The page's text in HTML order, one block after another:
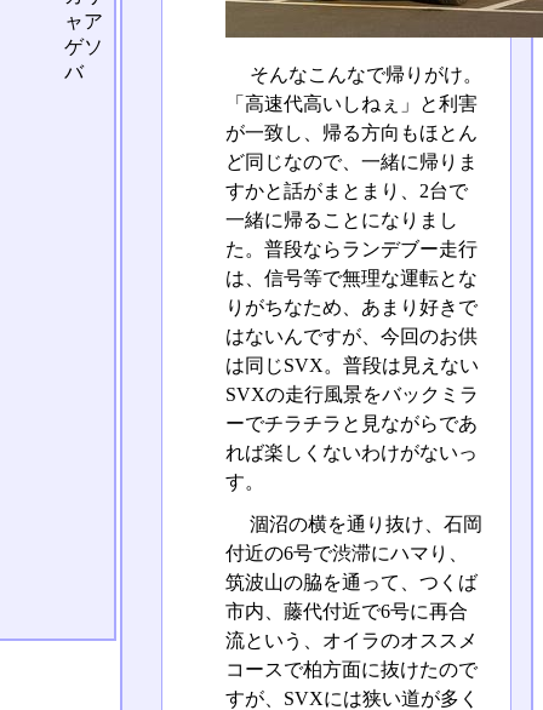
そんなこんなで帰りがけ。
「高速代高いしねぇ」と利害
が一致し、帰る方向もほとん
ど同じなので、一緒に帰りま
すかと話がまとまり、2台で
一緒に帰ることになりまし
た。普段ならランデブー走行
は、信号等で無理な運転とな
りがちなため、あまり好きで
はないんですが、今回のお供
は同じSVX。普段は見えない
SVXの走行風景をバックミラ
ーでチラチラと見ながらであ
れば楽しくないわけがないっ
す。
涸沼の横を通り抜け、石岡
付近の6号で渋滞にハマり、
筑波山の脇を通って、つくば
市内、藤代付近で6号に再合
流という、オイラのオススメ
コースで柏方面に抜けたので
すが、SVXには狭い道が多く
ャア
ゲソ
バ